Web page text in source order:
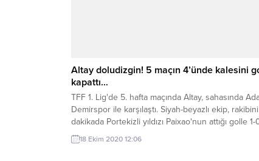
Altay doludizgin! 5 maçın 4’ünde kalesini
kapattı…
TFF 1. Lig'de 5. hafta maçında Altay, sahasında
Demirspor ile karşılaştı. Siyah-beyazlı ekip,
dakikada Portekizli yıldızı Paixao'nun attığı golle 1-
mağlup etti. Bu sonuçla Altay, ilk 5 haftada 10 puan
toplayarak zirve yarışında iddiasını sürdürdü.
18 Ekim 2020 12:06